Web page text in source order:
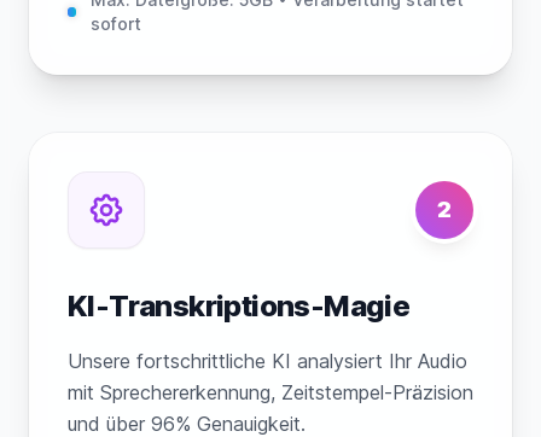
sofort
2
KI-Transkriptions-Magie
Unsere fortschrittliche KI analysiert Ihr Audio
mit Sprechererkennung, Zeitstempel-Präzision
und über 96% Genauigkeit.